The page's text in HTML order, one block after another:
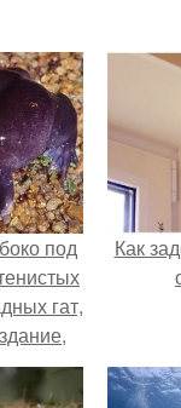
под
гат,
никто
Как